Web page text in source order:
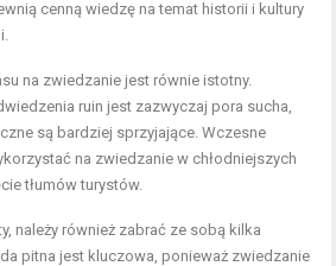
cenną wiedzę na temat historii i kultury
na zwiedzanie jest równie istotny.
ruin jest zazwyczaj pora sucha,
są bardziej sprzyjające. Wczesne
na zwiedzanie w chłodniejszych
tłumów turystów.
należy również zabrać ze sobą kilka
pitna jest kluczowa, ponieważ zwiedzanie